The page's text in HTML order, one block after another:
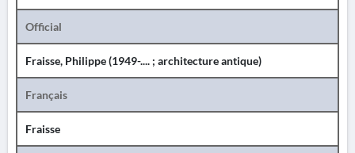
Official
Fraisse, Philippe (1949-.... ; architecture antique)
Français
Fraisse